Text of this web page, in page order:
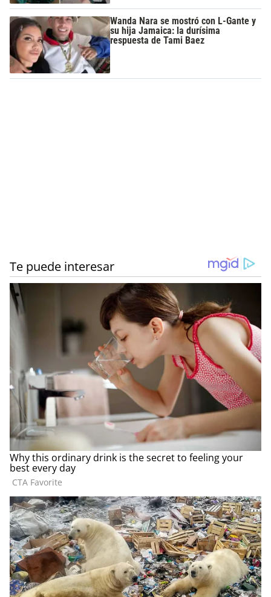
Wanda Nara se mostró con L-Gante y
su hija Jamaica: la durísima
respuesta de Tami Baez